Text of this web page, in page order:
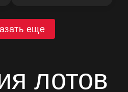
еще
лотов